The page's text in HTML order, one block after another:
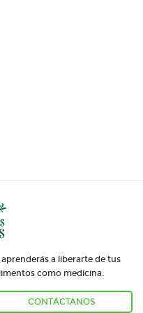
a liberarte de tus
como medicina.
CONTÁCTANOS